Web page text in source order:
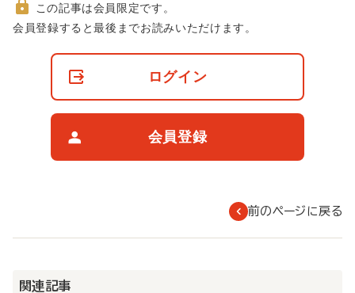
非
この記事は会員限定です。
会員登録すると最後までお読みいただけます。
ログイン
会員登録
前のページに戻る
関連記事